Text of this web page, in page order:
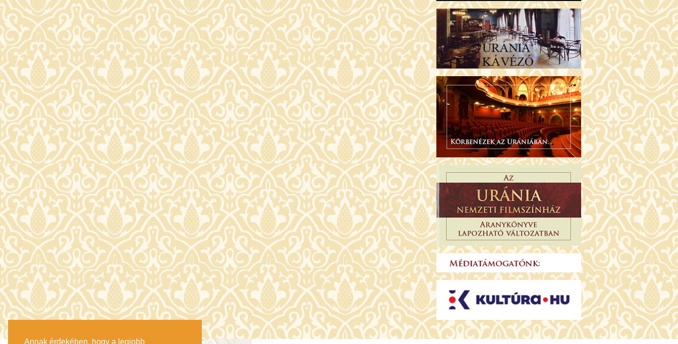
Annak érdekében, hogy a legjobb